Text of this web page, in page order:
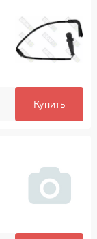
Купить